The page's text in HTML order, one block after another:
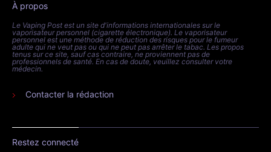
À propos
Le Vaping Post est un site d'informations internationales sur le
vaporisateur personnel (cigarette électronique). Le vaporisateur
personnel est une méthode de réduction des risques pour le fumeur
adulte qui ne veut pas ou qui ne peut pas arrêter le tabac. Les propos
tenus sur ce site, sauf cas contraire, ne proviennent pas de
professionnels de santé. En cas de doute, veuillez consulter votre
médecin.
Contacter la rédaction
Restez connecté